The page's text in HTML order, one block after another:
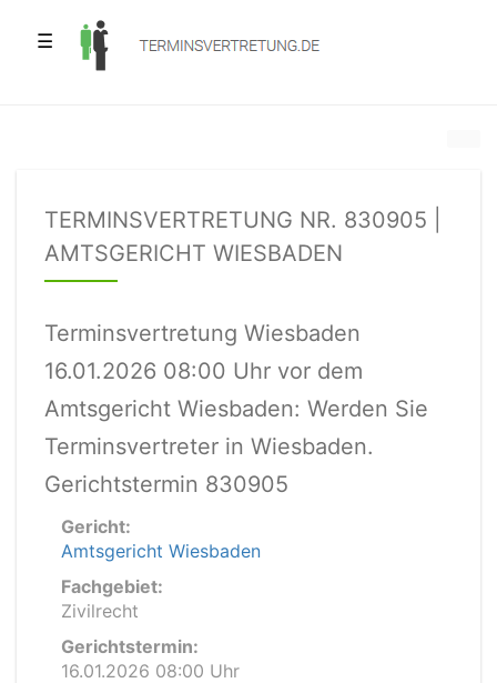
☰
TERMINSVERTRETUNG NR. 830905 |
AMTSGERICHT WIESBADEN
Terminsvertretung Wiesbaden
16.01.2026 08:00 Uhr vor dem
Amtsgericht Wiesbaden: Werden Sie
Terminsvertreter in Wiesbaden.
Gerichtstermin 830905
Gericht:
Amtsgericht Wiesbaden
Fachgebiet:
Zivilrecht
Gerichtstermin:
16.01.2026 08:00 Uhr